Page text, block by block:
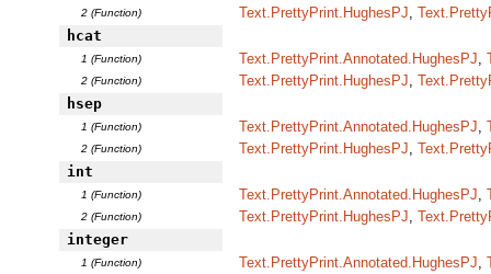
2 (Function) Text.PrettyPrint.HughesPJ
hcat
1 (Function) Text.PrettyPrint.Annotated.HughesPJ
2 (Function) Text.PrettyPrint.HughesPJ
hsep
1 (Function) Text.PrettyPrint.Annotated.HughesPJ
2 (Function) Text.PrettyPrint.HughesPJ
int
1 (Function) Text.PrettyPrint.Annotated.HughesPJ
2 (Function) Text.PrettyPrint.HughesPJ
integer
1 (Function) Text.PrettyPrint.Annotated.HughesPJ